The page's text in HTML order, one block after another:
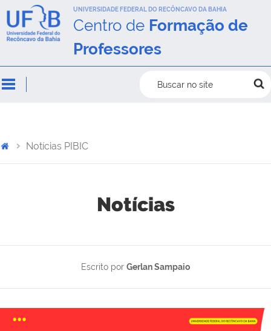
UNIVERSIDADE FEDERAL DO RECÔNCAVO DA BAHIA
Centro de Formação de
Professores
Buscar no site
Notícias PIBIC
Notícias
Escrito por Gerlan Sampaio